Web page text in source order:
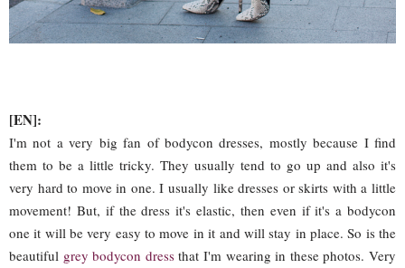
[EN]:
I'm not a very big fan of bodycon dresses, mostly because I find
them to be a little tricky. They usually tend to go up and also it's
very hard to move in one. I usually like dresses or skirts with a little
movement! But, if the dress it's elastic, then even if it's a bodycon
one it will be very easy to move in it and will stay in place. So is the
beautiful grey bodycon dressthat I'm wearing in these photos. Very